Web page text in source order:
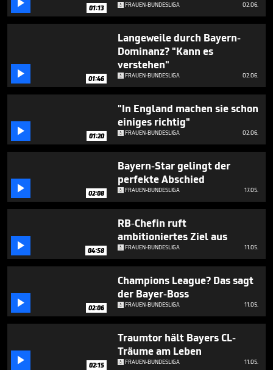
minutes,
4
 01:13 FRAUEN-BUNDESLIGA 02.06.
 01:46
Langeweile durch Bayern-
Dominanz? "Kann es
verstehen"
FRAUEN-BUNDESLIGA 02.06.
 01:20
"In England machen sie schon
einiges richtig"
FRAUEN-BUNDESLIGA 02.06.
 02:08
Bayern-Star gelingt der
perfekte Abschied
FRAUEN-BUNDESLIGA 17.05.
 04:58
RB-Chefin ruft
ambitioniertes Ziel aus
FRAUEN-BUNDESLIGA 11.05.
 02:06
Champions League? Das sagt
der Bayer-Boss
FRAUEN-BUNDESLIGA 11.05.
 02:15
Traumtor hält Bayers CL-
Träume am Leben
FRAUEN-BUNDESLIGA 11.05.